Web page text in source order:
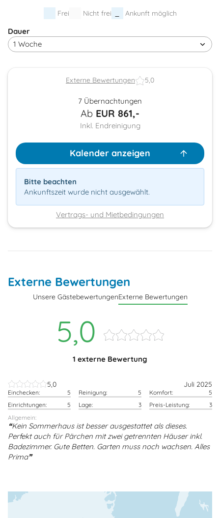
Frei Nicht frei Ankunft möglich
Dauer
Externe Bewertungen 5,0
7 Übernachtungen
Ab EUR 861,-
Inkl. Endreinigung
Kalender anzeigen
Bitte beachten
Ankunftszeit wurde nicht ausgewählt.
Vertrags- und Mietbedingungen
Externe Bewertungen
Unsere GästebewertungenExterne Bewertungen
5,0
1 externe Bewertung
5,0 Juli 2025
Einchecken: 5 Reinigung: 5 Komfort:
5
Einrichtungen:
5 Lage: 3 Preis-Leistung:
3
Allgemein:
Kein Sommerhaus ist besser ausgestattet als dieses.
Perfekt auch für Pärchen mit zwei getrennten Häuser inkl.
Badezimmer. Gute Betten. Garten muss noch wachsen. Alles
Prima